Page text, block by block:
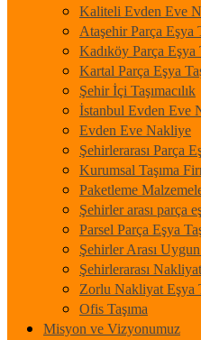
Kaliteli Evden Eve
Ataşehir Parça Eşya
Kadıköy Parça Eşya
Kartal Parça Eşya
Şehir İçi Taşımacılık
İstanbul Evden Eve
Evden Eve Nakliye
Şehirlerarası Parça
Kurumsal Taşıma
Paketleme
Şehirler arası parça
Parsel Parça Eşya
Şehirler Arası
Şehirlerarası Nakliyat
Zorlu Nakliyat Eşya
Ofis Taşıma
Misyon ve Vizyonumuz